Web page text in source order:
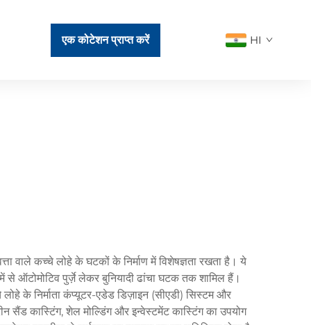
एक कोटेशन प्राप्त करें HI
वाले कच्चे लोहे के घटकों के निर्माण में विशेषज्ञता रखता है। ये
ऑटोमोटिव पुर्ज़े लेकर बुनियादी ढांचा घटक तक शामिल हैं।
के निर्माता कंप्यूटर-एडेड डिज़ाइन (सीएडी) सिस्टम और
सैंड कास्टिंग, शेल मोल्डिंग और इन्वेस्टमेंट कास्टिंग का उपयोग